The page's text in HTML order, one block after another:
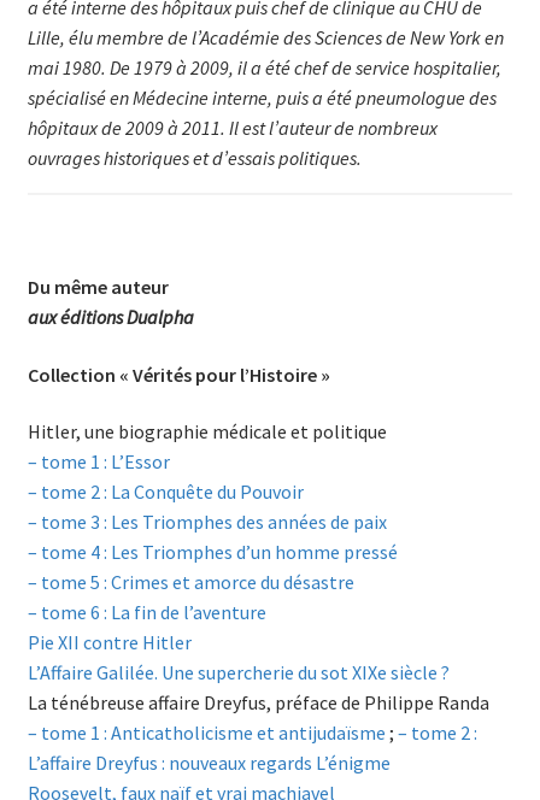
a été in­ter­ne des hôpitaux puis chef de clinique au CHU de
Lille, élu mem­bre de l’Académie des Scien­ces de New York en
mai 1980. De 1979 à 2009, il a été chef de service hospitalier,
spécialisé en Méde­cine interne, puis a été pneumologue des
hôpitaux de 2009 à 2011. Il est l’auteur de nombreux
ouvrages historiques et d’essais politiques.
Du même auteur
aux éditions Dualpha
Collection « Vérités pour l’Histoire »
Hitler, une biographie médicale et politique
– tome 1 : L’Essor
– tome 2 : La Conquête du Pouvoir
– tome 3 : Les Triomphes des années de paix
– tome 4 : Les Triomphes d’un homme pressé
– tome 5 : Crimes et amorce du désastre
– tome 6 : La fin de l’aventure
Pie XII contre Hitler
L’Affaire Galilée. Une supercherie du sot XIXe siècle ?
La ténébreuse affaire Dreyfus, préface de Philippe Randa
– tome 1 : Anticatholicisme et antijudaïsme ; – tome 2 :
L’affaire Dreyfus : nouveaux regards L’énigme
Roosevelt, faux naïf et vrai machiavel